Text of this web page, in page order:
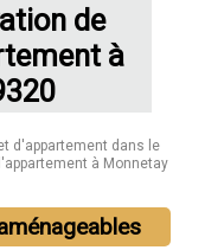
de
à
d'appartement dans le
à Monnetay